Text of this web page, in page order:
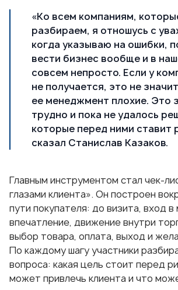
«Ко всем компаниям,
разбираем, я отношусь с
когда указываю на ошибки,
вести бизнес вообще и в
совсем непросто. Если у
не получается, это не
ее менеджмент плохие. Это
трудно и пока не удалось
которые перед ними ставит
сказал Станислав Казаков.
Главным инструментом стал чек-
глазами клиента». Он построен
пути покупателя: до визита, вход в
впечатление, движение внутри
выбор товара, оплата, выход и
По каждому шагу участники
вопроса: какая цель стоит перед
может привлечь клиента и что